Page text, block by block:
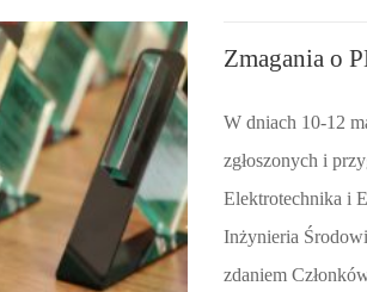
Zmagania o
W dniach 10-12
zgłoszonych i
Elektrotechnika i
Inżynieria
zdaniem